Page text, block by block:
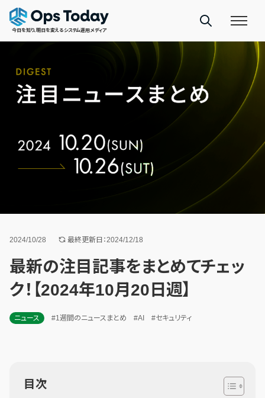
今日を知り、明日を変えるシステム運用メディア
2024/10/28 最終更新日：2024/12/18
最新の注目記事をまとめてチェッ
ク！【2024年10月20日週】
ニュース #1週間のニュースまとめ #AI #セキュリティ
目次